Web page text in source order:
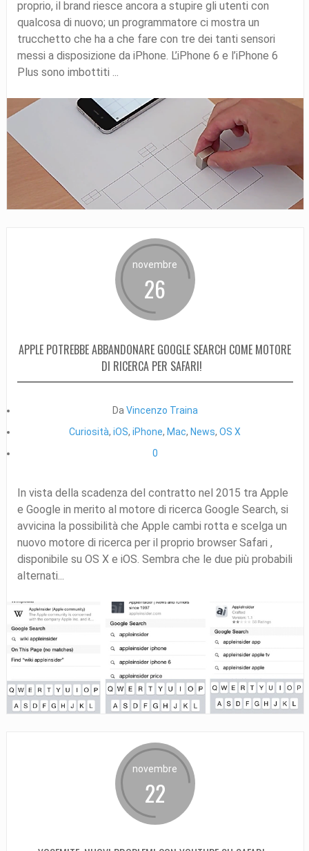
proprio, il brand riesce ancora a stupire gli utenti con
qualcosa di nuovo; un programmatore ci mostra un
trucchetto che ha a che fare con tre dei tanti sensori
messi a disposizione da iPhone. L’iPhone 6 e l’iPhone 6
Plus sono imbottiti ...
novembre
26
APPLE POTREBBE ABBANDONARE GOOGLE SEARCH COME MOTORE
DI RICERCA PER SAFARI!
DaVincenzo Traina
Curiosità,iOS,iPhone, Mac, News,OS X
0
In vista della scadenza del contratto nel 2015 tra Apple
e Google in merito al motore di ricerca Google Search, si
avvicina la possibilità che Apple cambi rotta e scelga un
nuovo motore di ricerca per il proprio browser Safari ,
disponibile su OS X e iOS. Sembra che le due più probabili
alternati...
novembre
22